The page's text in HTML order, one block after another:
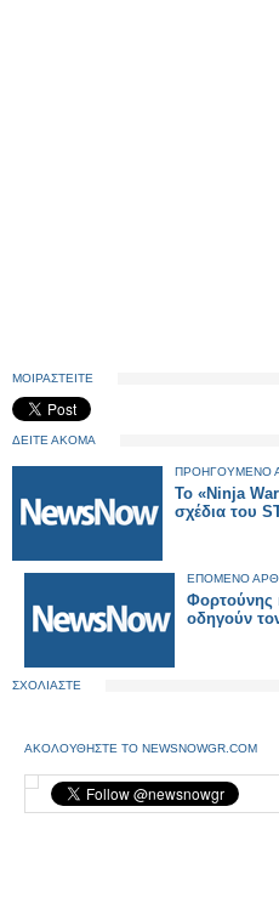
ΜΟΙΡΑΣΤΕΙΤΕ
ΔΕΙΤΕ ΑΚΟΜΑ
ΠΡΟΗΓΟΥΜΕΝΟ
Το «Ninja
σχέδια του
ΕΠΟΜΕΝΟ
Φορτούνης
οδηγούν
ΣΧΟΛΙΑΣΤΕ
ΑΚΟΛΟΥΘΗΣΤΕ ΤΟ NEWSNOWGR.COM